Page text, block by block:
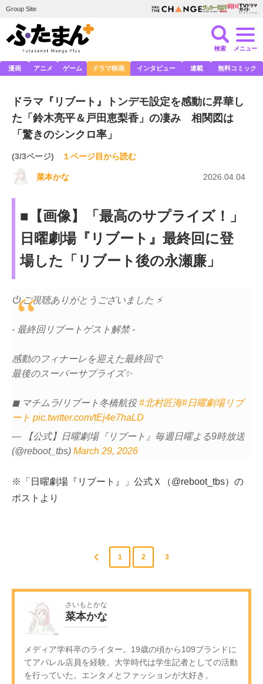
Group Site
検索 メニュー
漫画 アニメ ゲーム ドラマ映画 インタビュー 連載 無料コミック
ドラマ『リブート』トンデモ設定を感動に昇華し
た「鈴木亮平＆戸田恵梨香」の凄み 相関図は
「驚きのシンクロ率」
(3/3ページ) １ページ目から読む
菜本かな 2026.04.04
■【画像】「最高のサプライズ！」
日曜劇場『リブート』最終回に登
場した「リブート後の永瀬廉」
⏻ ご視聴ありがとうございました ⚡️
- 最終回リブートゲスト解禁 -
感動のフィナーレを迎えた最終回で
最後のスーパーサプライズ✨
◼︎ マチムラ/リブート冬橋航役#北村匠海#日曜劇場リブ
ート pic.twitter.com/tEj4e7haLD
— 【公式】日曜劇場『リブート』毎週日曜よる9時放送
(@reboot_tbs) March 29, 2026
※「日曜劇場『リブート』」公式Ｘ（@reboot_tbs）の
ポストより
1 2 3
さいもとかな
菜本かな
メディア学科卒のライター。19歳の頃から109ブランドに
てアパレル店員を経験。大学時代は学生記者としての活動
を行っていた。エンタメとファッションが大好き。